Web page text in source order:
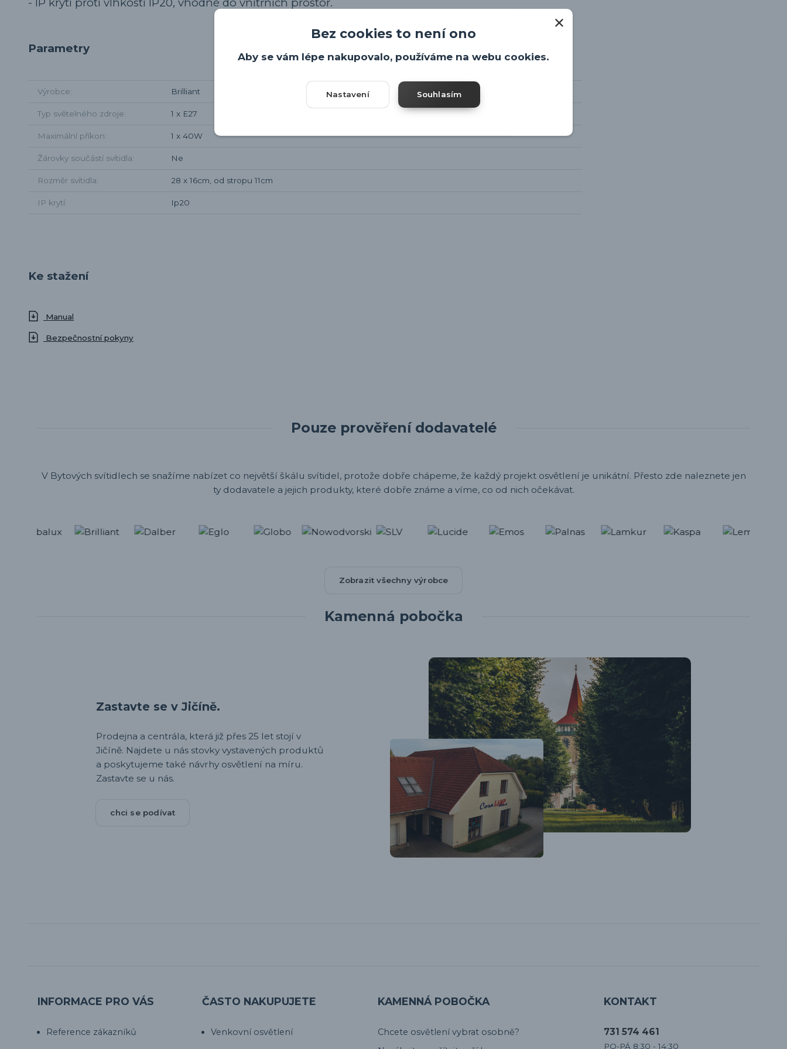
- IP krytí proti vlhkosti IP20, vhodné do vnitřních prostor.
Parametry
Výrobce Brilliant
Typ světelného zdroje 1 x E27
Maximální příkon 1 x 40W
Žárovky součástí svítidla Ne
Rozměr svítidla 28 x 16cm, od stropu 11cm
IP krytí Ip20
Ke stažení
Manual
Bezpečnostní pokyny
Pouze prověření dodavatelé
V Bytových svítidlech se snažíme nabízet co největší škálu svítidel, protože dobře chápeme, že každý projekt osvětlení je unikátní. Přesto zde naleznete jen
ty dodavatele a jejich produkty, které dobře známe a víme, co od nich očekávat.
Zobrazit všechny výrobce
Kamenná pobočka
Zastavte se v Jičíně.
Prodejna a centrála, která již přes 25 let stojí v
Jičíně. Najdete u nás stovky vystavených produktů
a poskytujeme také návrhy osvětlení na míru.
Zastavte se u nás.
chci se podívat
INFORMACE PRO VÁS
Reference zákazníků
ČASTO NAKUPUJETE
Venkovní osvětlení
KAMENNÁ POBOČKA
Chcete osvětlení vybrat osobně?
KONTAKT
731 574 461
PO-PÁ 8:30 - 14:30
Bez cookies to není ono
Aby se vám lépe nakupovalo, používáme na webu cookies.
Nastavení Souhlasím